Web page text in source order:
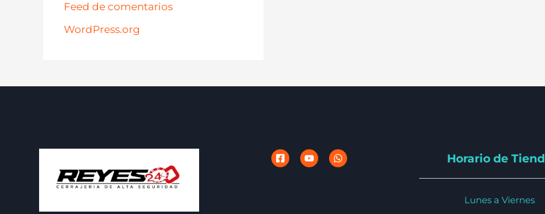
Feed de comentarios
WordPress.org
Horario de
Lunes a Viernes